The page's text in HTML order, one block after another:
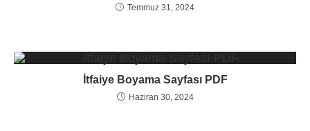
Temmuz 31, 2024
İtfaiye Boyama Sayfası PDF
Haziran 30, 2024